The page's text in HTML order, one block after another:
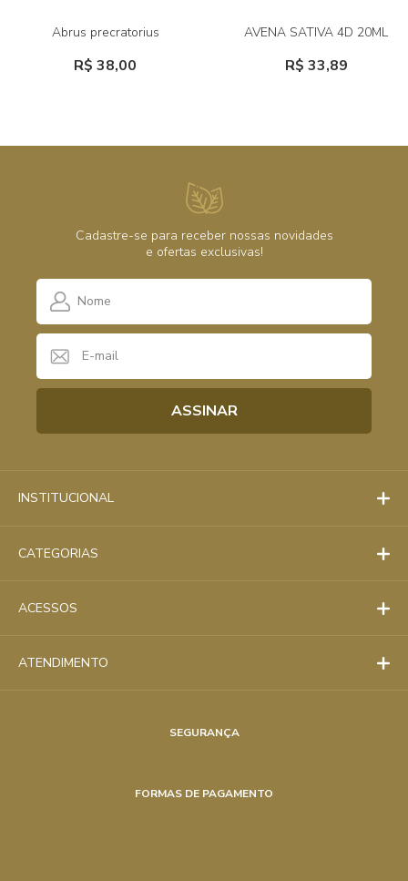
Abrus precratorius
R$ 38,00
AVENA SATIVA 4D 20ML
R$ 33,89
Cadastre-se para receber nossas novidades
e ofertas exclusivas!
INSTITUCIONAL
CATEGORIAS
ACESSOS
ATENDIMENTO
SEGURANÇA
FORMAS DE PAGAMENTO